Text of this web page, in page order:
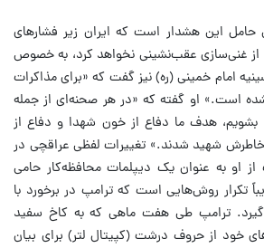
حامل این هشدار است که ایران زیر فشار‌های
از غنی‌سازی عقب‌نشینی نخواهد کرد، به خصوص
امام خمینی (ره) نیز گفت که «برای مذاکرات
است.» او گفته که «در هر صحنه‌ای از جمله
هدف ما دفاع از خون شهدا و دفاع از
شهید شدند.» تغییرات لفظی عراقچی در
از او به عنوان یک دیپلمات محافظه‌کار حامی
تکرار روش‌هایی است که ترامپ در برخورد با
ترامپ طی هفت ماهی که به کاخ سفید
خود از حروف درشت (کپیتال لتر) برای بیان